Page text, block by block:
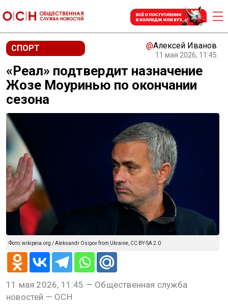
СПОРТ @Алексей Иванов
11 мая 2026, 11:45
«Реал» подтвердит назначение
Жозе Моуринью по окончании
сезона
Фото: wikipeia.org / Aleksandr Osipov from Ukraine, CC BY-SA 2.0
11 мая 2026, 11:45 — Общественная служба
новостей — ОСН